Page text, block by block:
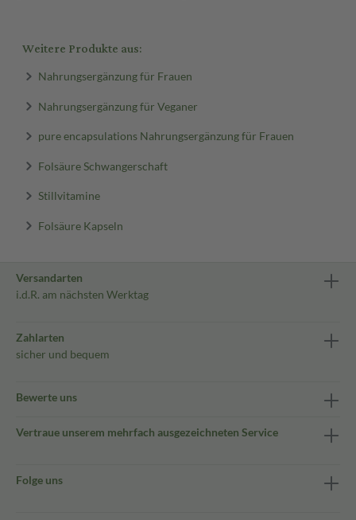
Weitere Produkte aus:
Nahrungsergänzung für Frauen
Nahrungsergänzung für Veganer
pure encapsulations Nahrungsergänzung für Frauen
Folsäure Schwangerschaft
Stillvitamine
Folsäure Kapseln
Versandarten
i.d.R. am nächsten Werktag
Zahlarten
sicher und bequem
Bewerte uns
Vertraue unserem mehrfach ausgezeichneten Service
Folge uns